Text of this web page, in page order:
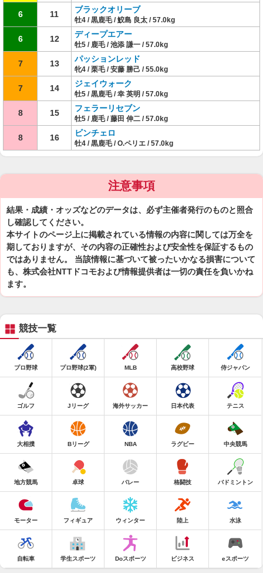
6 11 ブラックオリーブ
牡4 / 黒鹿毛 / 鮫島 良太 / 57.0kg
6 12 ディープエアー
牡5 / 鹿毛 / 池添 謙一 / 57.0kg
7 13 パッションレッド
牝4 / 栗毛 / 安藤 勝己 / 55.0kg
7 14 ジェイウォーク
牡5 / 黒鹿毛 / 幸 英明 / 57.0kg
8 15 フェラーリセブン
牡5 / 鹿毛 / 藤田 伸二 / 57.0kg
8 16 ビンチェロ
牡4 / 黒鹿毛 / O.ペリエ / 57.0kg
注意事項
結果・成績・オッズなどのデータは、必ず主催者発行のものと照合
し確認してください。
本サイトのページ上に掲載されている情報の内容に関しては万全を
期しておりますが、その内容の正確性および安全性を保証するもの
ではありません。 当該情報に基づいて被ったいかなる損害について
も、株式会社NTTドコモおよび情報提供者は一切の責任を負いかね
ます。
競技一覧
プロ野球 プロ野球(2軍) MLB 高校野球 侍ジャパン
ゴルフ Jリーグ 海外サッカー 日本代表 テニス
大相撲 Bリーグ NBA ラグビー 中央競馬
地方競馬 卓球 バレー 格闘技 バドミントン
モーター フィギュア ウィンター 陸上 水泳
自転車 学生スポーツ Doスポーツ ビジネス eスポーツ